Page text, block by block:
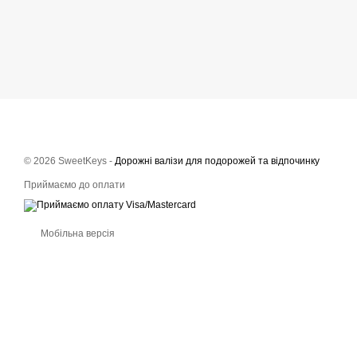
© 2026 SweetKeys - Дорожні валізи для подорожей та відпочинку
Приймаємо до оплати
Мобільна версія